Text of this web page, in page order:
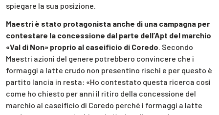
spiegare la sua posizione.
Maestri è stato protagonista anche di una campagna per
contestare la concessione dal parte dell’Apt del marchio
«Val di Non» proprio al caseificio di Coredo. Secondo
Maestri azioni del genere potrebbero convincere che i
formaggi a latte crudo non presentino rischi e per questo è
partito lancia in resta: «Ho contestato questa ricerca così
come ho chiesto per anni il ritiro della concessione del
marchio al caseificio di Coredo perché i formaggi a latte